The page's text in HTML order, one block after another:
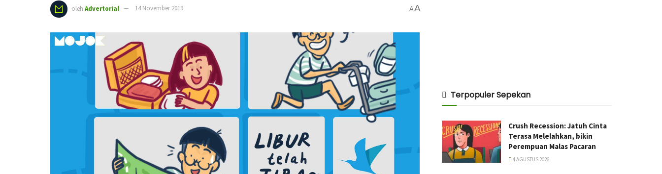
oleh Advertorial 14 November 2019 AA
Terpopuler Sepekan
Crush Recession: Jatuh Cinta
Terasa Melelahkan, bikin
Perempuan Malas Pacaran
4 AGUSTUS 2026